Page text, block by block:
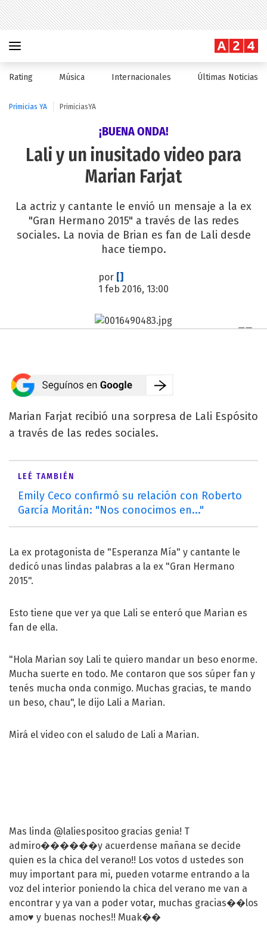
Rating Música Internacionales Últimas Noticias
Primicias YA PrimiciasYA
¡BUENA ONDA!
Lali y un inusitado video para
Marian Farjat
La actriz y cantante le envió un mensaje a la ex
"Gran Hermano 2015" a través de las redes
sociales. La novia de Brian es fan de Lali desde
hace tiempo.
por []
1 feb 2016, 13:00
Marian Farjat recibió una sorpresa de Lali Espósito
a través de las redes sociales.
LEÉ TAMBIÉN
Emily Ceco confirmó su relación con Roberto
García Moritán: "Nos conocimos en..."
La ex protagonista de "Esperanza Mía" y cantante le
dedicó unas lindas palabras a la ex "Gran Hermano
2015".
Esto tiene que ver ya que Lali se enteró que Marian es
fan de ella.
"Hola Marian soy Lali te quiero mandar un beso enorme.
Mucha suerte en todo. Me contaron que sos súper fan y
tenés mucha onda conmigo. Muchas gracias, te mando
un beso, chau", le dijo Lali a Marian.
Mirá el video con el saludo de Lali a Marian.
Mas linda @laliespositoo gracias genia! T
admiro������y acuerdense mañana se decide
quien es la chica del verano!! Los votos d ustedes son
muy important para mi, pueden votarme entrando a la
voz del interior poniendo la chica del verano me van a
encontrar y ya van a poder votar, muchas gracias��los
amo♥️ y buenas noches!! Muak��